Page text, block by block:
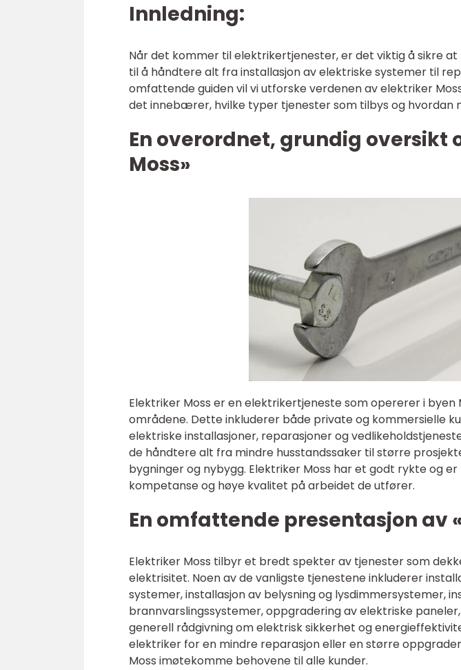
Innledning:
Når det kommer til elektrikertjenester, er det viktig å sikre
til å håndtere alt fra installasjon av elektriske systemer til
omfattende guiden vil vi utforske verdenen av elektriker
det innebærer, hvilke typer tjenester som tilbys og hvordan
En overordnet, grundig oversikt
Moss»
Elektriker Moss er en elektrikertjeneste som opererer i byen
områdene. Dette inkluderer både private og kommersielle
elektriske installasjoner, reparasjoner og
de håndtere alt fra mindre husstandssaker til større
bygninger og nybygg. Elektriker Moss har et godt rykte og
kompetanse og høye kvalitet på arbeidet de utfører.
En omfattende presentasjon av
Elektriker Moss tilbyr et bredt spekter av tjenester som
elektrisitet. Noen av de vanligste tjenestene inkluderer
systemer, installasjon av belysning og lysdimmersystemer,
brannvarslingssystemer, oppgradering av elektriske
generell rådgivning om elektrisk sikkerhet og
elektriker for en mindre reparasjon eller en større
Moss imøtekomme behovene til alle kunder.